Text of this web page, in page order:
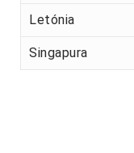
Letónia
Singapura